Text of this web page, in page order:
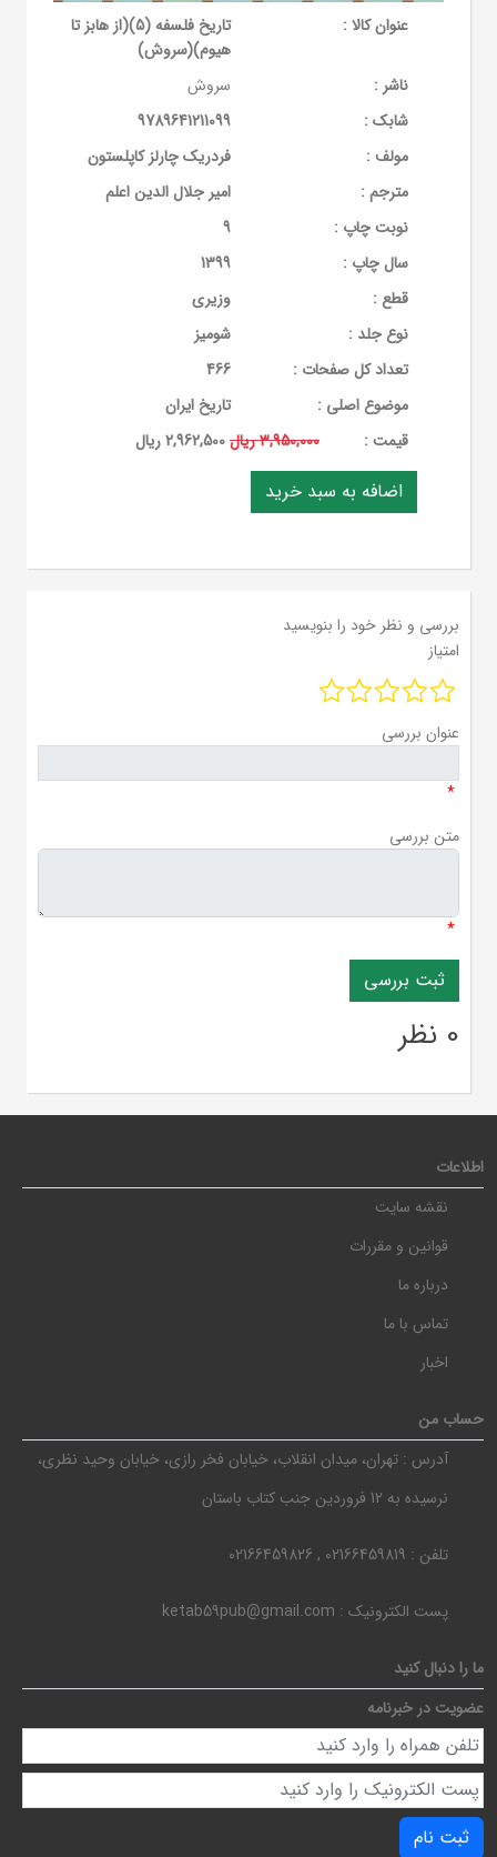
عنوان کالا :
تاریخ فلسفه (5)(از هابز تا
هیوم)(سروش)
ناشر :
سروش
شابک :
9789641211099
مولف :
فردریک چارلز کاپلستون
مترجم :
امیر جلال الدین اعلم
نوبت چاپ :
9
سال چاپ :
1399
قطع :
وزیری
نوع جلد :
شومیز
تعداد کل صفحات :
466
موضوع اصلی :
تاریخ ایران
قيمت :
3,950,000 ریال 2,962,500 ریال
بررسی و نظر خود را بنویسید
امتیاز
عنوان بررسی
*
متن بررسی
*
0 نظر
اطلاعات
نقشه سایت
قوانین و مقررات
درباره ما
تماس با ما
اخبار
حساب من
آدرس : تهران، میدان انقلاب، خیابان فخر رازی، خیابان وحید نظری،
نرسیده به 12 فروردین جنب کتاب باستان
تلفن : 02166459819 , 02166459826
پست الکترونیک : ketab59pub@gmail.com
ما را دنبال کنید
عضویت در خبرنامه
ثبت نام